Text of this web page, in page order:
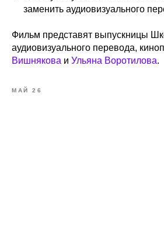
заменить аудиовизуального
Фильм представят выпускницы
аудиовизуального перевода,
Вишнякова и Ульяна Воротилова.
МАЙ 26